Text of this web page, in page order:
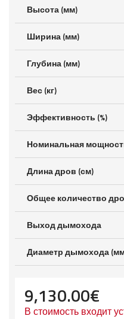
Высота (мм)
Ширина (мм)
Глубина (мм)
Вес (кг)
Эффективность (%)
Номинальная
Длина дров (см)
Общее количество
Выход дымохода
Диаметр дымохода
9,130.00€
В стоимость входит